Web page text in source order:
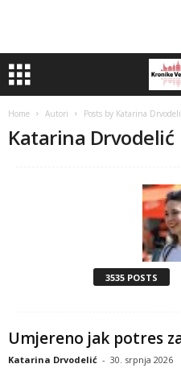
Home Autori Posts by Katarina
Katarina Drvodelić
3535 POSTS
Umjereno jak potres
Katarina Drvodelić - 30. srpnja 2026